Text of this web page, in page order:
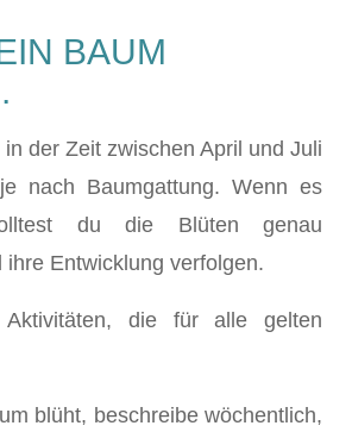
BAUM
der Zeit zwischen April und Juli
nach Baumgattung. Wenn es
du die Blüten genau
ihre Entwicklung verfolgen.
die für alle gelten
blüht, beschreibe wöchentlich,